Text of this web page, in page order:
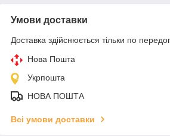
Умови доставки
Доставка здійснюється тільки по
Нова Пошта
Укрпошта
НОВА ПОШТА
Всі умови доставки